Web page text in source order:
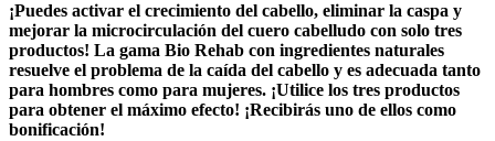
¡Puedes activar el crecimiento del cabello, eliminar la caspa y
mejorar la microcirculación del cuero cabelludo con solo tres
productos! La gama Bio Rehab con ingredientes naturales
resuelve el problema de la caída del cabello y es adecuada tanto
para hombres como para mujeres. ¡Utilice los tres productos
para obtener el máximo efecto! ¡Recibirás uno de ellos como
bonificación!